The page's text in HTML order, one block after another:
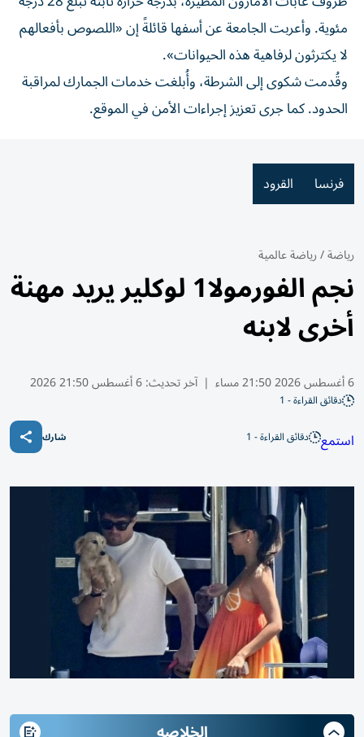
مئوية. وأعربت الجامعة عن أسفها قائلةً إن «اللصوص بأفعالهم
لا يكترثون لرفاهية هذه الحيوانات».
وقُدمت شكوى إلى الشرطة، وأُبلغت خدمات الجمارك لمراقبة
الحدود. كما جرى تعزيز إجراءات الأمن في الموقع.
فرنسا القرود
رياضة/رياضة عالمية
نجم الفورمولا1 لوكلير يريد مهنة
أخرى لابنه
6 أغسطس 2026 21:50 مساء | آخر تحديث:6 أغسطس 21:50 2026
دقائق القراءة - 1
استمع دقائق القراءة - 1 شارك